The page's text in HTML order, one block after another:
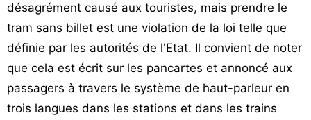
désagrément causé aux touristes, mais prendre le
tram sans billet est une violation de la loi telle que
définie par les autorités de l'Etat. Il convient de noter
que cela est écrit sur les pancartes et annoncé aux
passagers à travers le système de haut-parleur en
trois langues dans les stations et dans les trains